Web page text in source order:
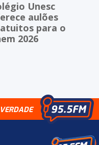
Unesc
aulões
para o
2026